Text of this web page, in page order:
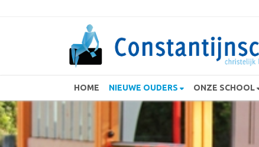
HOME NIEUWE OUDERS ONZE SCHOOL